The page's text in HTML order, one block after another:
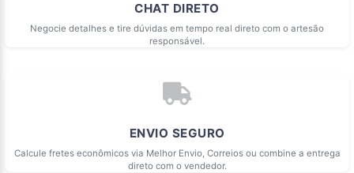
CHAT DIRETO
Negocie detalhes e tire dúvidas em tempo real direto com o artesão
responsável.
ENVIO SEGURO
Calcule fretes econômicos via Melhor Envio, Correios ou combine a entrega
direto com o vendedor.